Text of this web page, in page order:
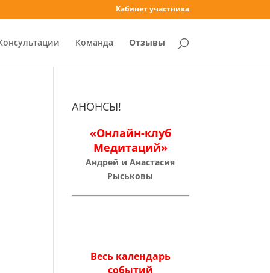
Кабинет участника
Команда Отзывы
АНОНСЫ!
«Онлайн-клуб
Медитаций»
Андрей и Анастасия
Рыськовы
Весь календарь
событий